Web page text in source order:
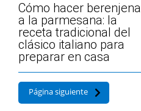
Cómo hacer berenjena
a la parmesana: la
receta tradicional del
clásico italiano para
preparar en casa
Página siguiente